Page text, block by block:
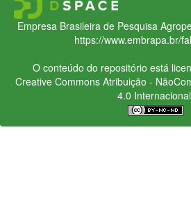
Empresa Brasileira de Pesquisa
https://www.embrapa.br/
O conteúdo do repositório está
Creative CommonsAtribuição -
4.0